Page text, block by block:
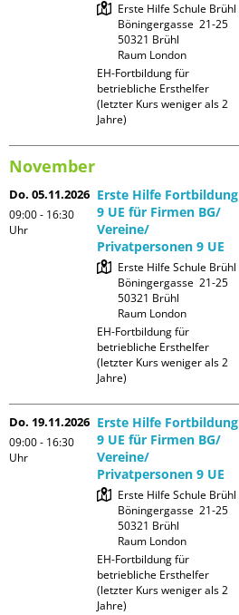
Erste Hilfe Schule Brühl
Böningergasse  21-25
50321 Brühl
Raum London
EH-Fortbildung für
betriebliche Ersthelfer
(letzter Kurs weniger als 2
Jahre)
November
Do. 05.11.2026
09:00 - 16:30
Uhr
Erste Hilfe Fortbildung
9 UE für Firmen BG/
Vereine/
Privatpersonen 9 UE
Erste Hilfe Schule Brühl
Böningergasse  21-25
50321 Brühl
Raum London
EH-Fortbildung für
betriebliche Ersthelfer
(letzter Kurs weniger als 2
Jahre)
Do. 19.11.2026
09:00 - 16:30
Uhr
Erste Hilfe Fortbildung
9 UE für Firmen BG/
Vereine/
Privatpersonen 9 UE
Erste Hilfe Schule Brühl
Böningergasse  21-25
50321 Brühl
Raum London
EH-Fortbildung für
betriebliche Ersthelfer
(letzter Kurs weniger als 2
Jahre)